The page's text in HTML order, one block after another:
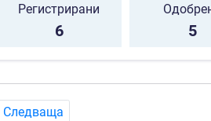
Регистрирани
6 5
Следваща